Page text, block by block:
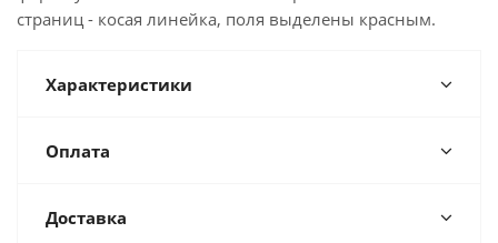
страниц - косая линейка, поля выделены красным.
Характеристики
Оплата
Доставка